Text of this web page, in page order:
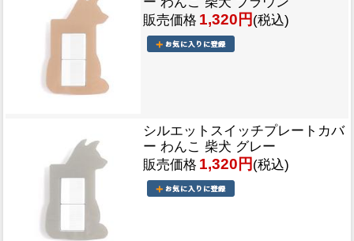
販売価格 1,320円 (税込)
シルエットスイッチプレートカバ
ー わんこ 柴犬 グレー
販売価格 1,320円 (税込)